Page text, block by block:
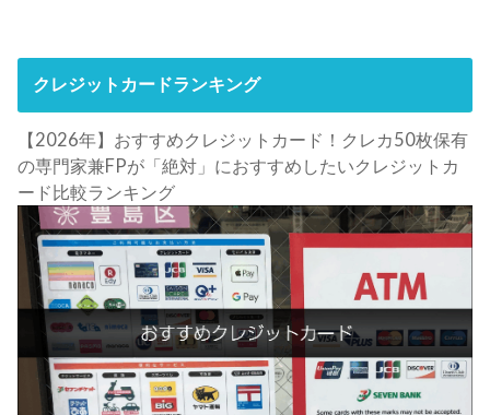
クレジットカードランキング
【2026年】おすすめクレジットカード！クレカ50枚保有
の専門家兼FPが「絶対」におすすめしたいクレジットカ
ード比較ランキング